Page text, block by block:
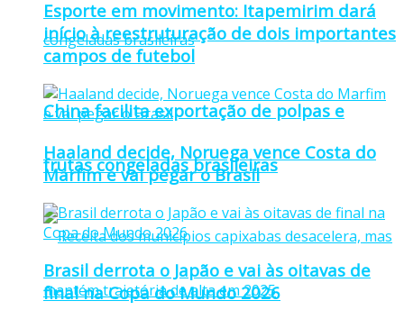
China facilita exportação de polpas e
frutas congeladas brasileiras
Esporte em movimento: Itapemirim dará
início à reestruturação de dois importantes
campos de futebol
Haaland decide, Noruega vence Costa do
Marfim e vai pegar o Brasil
Brasil derrota o Japão e vai às oitavas de
final na Copa do Mundo 2026